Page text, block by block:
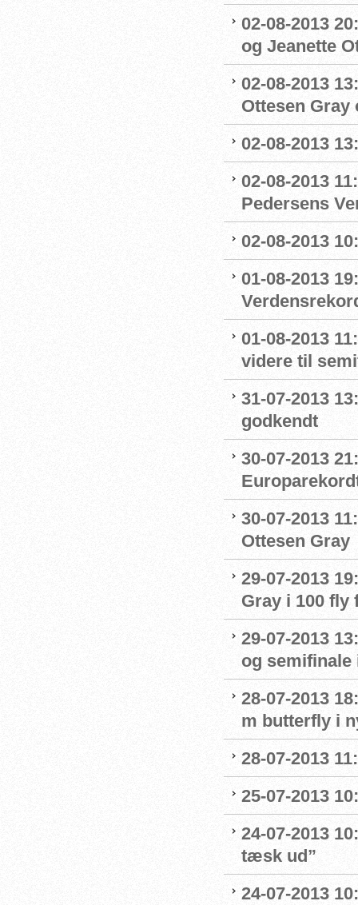
02-08-2013
og Jeanette
02-08-2013
Ottesen Gray
02-08-2013
02-08-2013
Pedersens
02-08-2013
01-08-2013
01-08-2013
videre til
31-07-2013
godkendt
30-07-2013
30-07-2013
Ottesen Gray
29-07-2013
Gray i 100 fly
29-07-2013
og
28-07-2013
m butterfly i
28-07-2013
25-07-2013
24-07-2013
tæsk ud”
24-07-2013